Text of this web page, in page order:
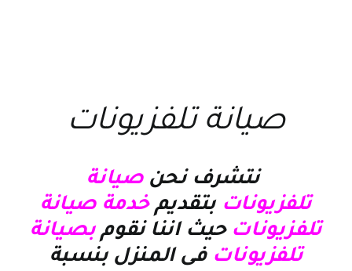
صيانة تلفزيونات
نتشرف نحن صيانة
تلفزيونات بتقديمخدمة صيانة
تلفزيوناتحيث اننا نقومبصيانة
تلفزيوناتفى المنزل بنسبة